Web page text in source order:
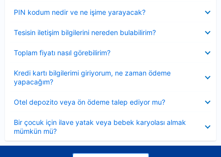
PIN kodum nedir ve ne işime yarayacak?
Tesisin iletişim bilgilerini nereden bulabilirim?
Toplam fiyatı nasıl görebilirim?
Kredi kartı bilgilerimi giriyorum, ne zaman ödeme
yapacağım?
Otel depozito veya ön ödeme talep ediyor mu?
Bir çocuk için ilave yatak veya bebek karyolası almak
mümkün mü?